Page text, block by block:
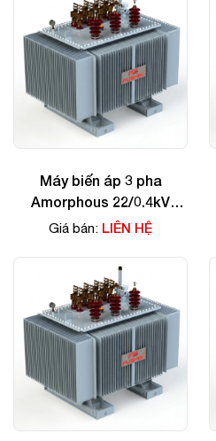
Máy biến áp 3 pha
Amorphous 22/0.4kV
75KVA
Giá bán: LIÊN HỆ